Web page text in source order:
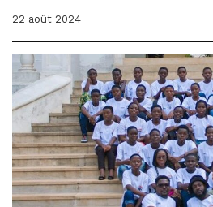
22 août 2024